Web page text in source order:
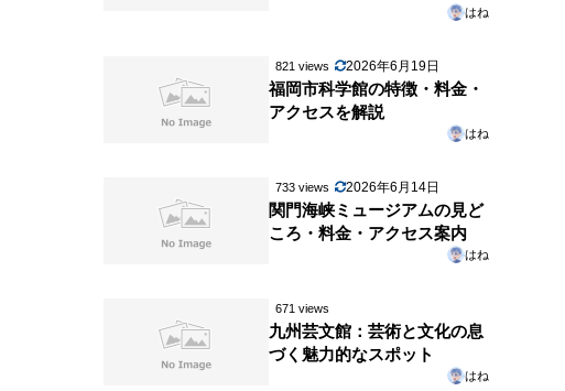
はね
821 views 2026年6月19日
福岡市科学館の特徴・料金・
アクセスを解説
はね
733 views 2026年6月14日
関門海峡ミュージアムの見ど
ころ・料金・アクセス案内
はね
671 views
九州芸文館：芸術と文化の息
づく魅力的なスポット
はね